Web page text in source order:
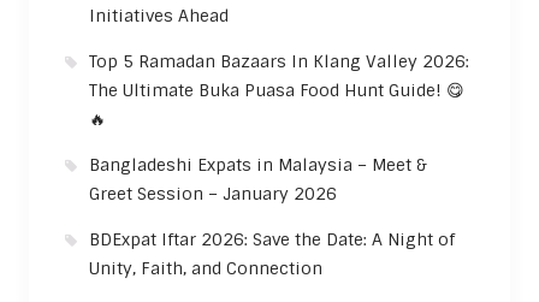
Initiatives Ahead
Top 5 Ramadan Bazaars In Klang Valley 2026:
The Ultimate Buka Puasa Food Hunt Guide! 😋
🔥
Bangladeshi Expats in Malaysia – Meet &
Greet Session – January 2026
BDExpat Iftar 2026: Save the Date: A Night of
Unity, Faith, and Connection